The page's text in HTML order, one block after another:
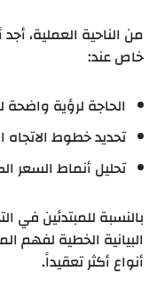
من الناحية العملية،
خاص عند:
الحاجة لرؤية واضحة
تحديد خطوط
تحليل أنماط السعر
بالنسبة للمبتدئين في
البيانية الخطية لفهم
أنواع أكثر تعقيداً.